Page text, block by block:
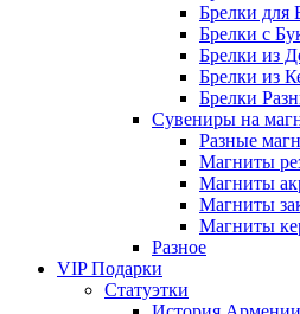
Брелки для
Брелки с
Брелки из
Брелки из
Брелки
Сувениры на
Разные
Магниты
Магниты
Магниты
Магниты
Разное
VIP Подарки
Статуэтки